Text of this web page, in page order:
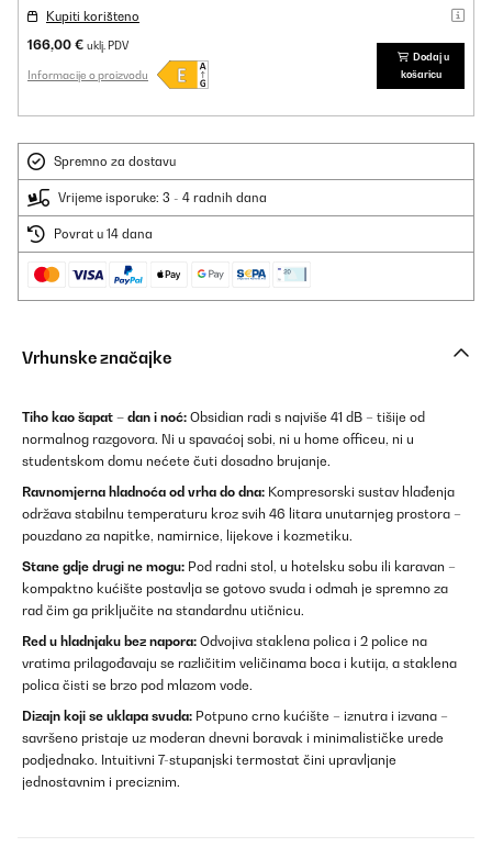
Kupiti korišteno
166,00 € uklj. PDV
Informacije o proizvodu
Dodaj u
košaricu
Spremno za dostavu
Vrijeme isporuke: 3 - 4 radnih dana
Povrat u 14 dana
Vrhunske značajke
Tiho kao šapat – dan i noć: Obsidian radi s najviše 41 dB – tišije od
normalnog razgovora. Ni u spavaćoj sobi, ni u home officeu, ni u
studentskom domu nećete čuti dosadno brujanje.
Ravnomjerna hladnoća od vrha do dna: Kompresorski sustav hlađenja
održava stabilnu temperaturu kroz svih 46 litara unutarnjeg prostora –
pouzdano za napitke, namirnice, lijekove i kozmetiku.
Stane gdje drugi ne mogu: Pod radni stol, u hotelsku sobu ili karavan –
kompaktno kućište postavlja se gotovo svuda i odmah je spremno za
rad čim ga priključite na standardnu utičnicu.
Red u hladnjaku bez napora: Odvojiva staklena polica i 2 police na
vratima prilagođavaju se različitim veličinama boca i kutija, a staklena
polica čisti se brzo pod mlazom vode.
Dizajn koji se uklapa svuda: Potpuno crno kućište – iznutra i izvana –
savršeno pristaje uz moderan dnevni boravak i minimalističke urede
podjednako. Intuitivni 7-stupanjski termostat čini upravljanje
jednostavnim i preciznim.